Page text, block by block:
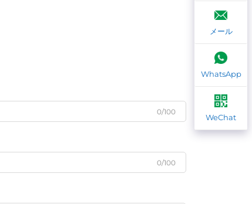
メール
WhatsApp
WeChat
0/100
0/100